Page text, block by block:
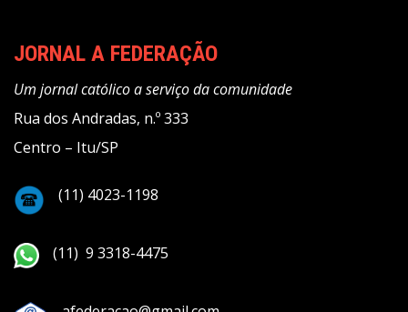
JORNAL A FEDERAÇÃO
Um jornal católico a serviço da comunidade
Rua dos Andradas, n.º 333
Centro – Itu/SP
(11) 4023-1198
(11) 9 3318-4475